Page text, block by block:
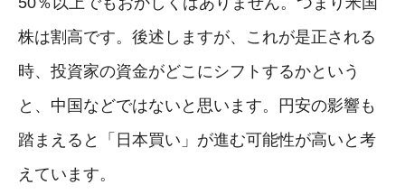
株は割高です。後述しますが、これが是正される
時、投資家の資金がどこにシフトするかという
と、中国などではないと思います。円安の影響も
踏まえると「日本買い」が進む可能性が高いと考
えています。